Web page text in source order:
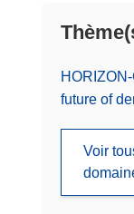
future of
Voir